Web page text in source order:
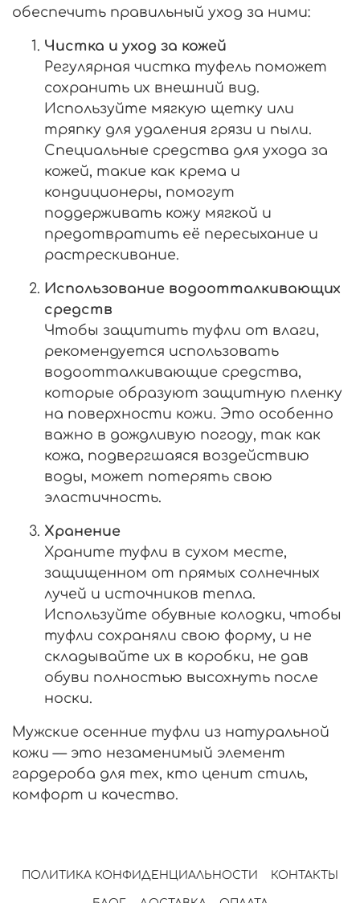
обеспечить правильный уход за ними:
Чистка и уход за кожей
Регулярная чистка туфель поможет
сохранить их внешний вид.
Используйте мягкую щетку или
тряпку для удаления грязи и пыли.
Специальные средства для ухода за
кожей, такие как крема и
кондиционеры, помогут
поддерживать кожу мягкой и
предотвратить её пересыхание и
растрескивание.
Использование водоотталкивающих
средств
Чтобы защитить туфли от влаги,
рекомендуется использовать
водоотталкивающие средства,
которые образуют защитную пленку
на поверхности кожи. Это особенно
важно в дождливую погоду, так как
кожа, подвергшаяся воздействию
воды, может потерять свою
эластичность.
Хранение
Храните туфли в сухом месте,
защищенном от прямых солнечных
лучей и источников тепла.
Используйте обувные колодки, чтобы
туфли сохраняли свою форму, и не
складывайте их в коробки, не дав
обуви полностью высохнуть после
носки.
Мужские осенние туфли из натуральной
кожи — это незаменимый элемент
гардероба для тех, кто ценит стиль,
комфорт и качество.
ПОЛИТИКА КОНФИДЕНЦИАЛЬНОСТИ КОНТАКТЫ